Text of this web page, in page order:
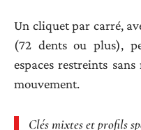
Un cliquet par carré,
(72 dents ou plus),
espaces restreints
mouvement.
Clés mixtes et profils